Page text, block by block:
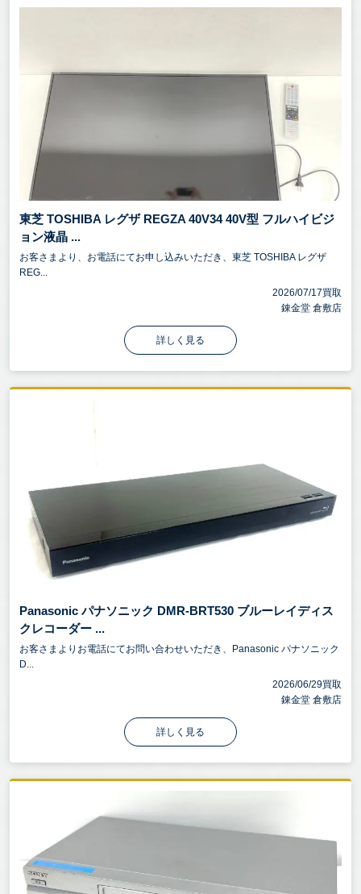
東芝 TOSHIBA レグザ REGZA 40V34 40V型 フルハイビジ
ョン液晶 ...
お客さまより、お電話にてお申し込みいただき、東芝 TOSHIBA レグザ
REG...
2026/07/17買取
錬金堂 倉敷店
詳しく見る
Panasonic パナソニック DMR-BRT530 ブルーレイディス
クレコーダー ...
お客さまよりお電話にてお問い合わせいただき、Panasonic パナソニック
D...
2026/06/29買取
錬金堂 倉敷店
詳しく見る